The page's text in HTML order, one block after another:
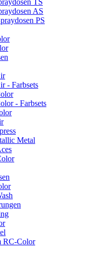
TS
AS
PS
- Farbsets
- Farbsets
Metal
RC-Color